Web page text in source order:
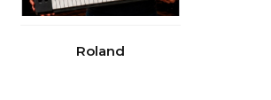
Roland